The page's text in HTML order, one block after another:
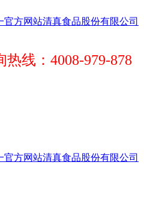
热线：4008-979-878